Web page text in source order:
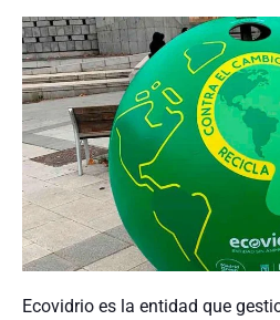
Ecovidrio es la entidad que